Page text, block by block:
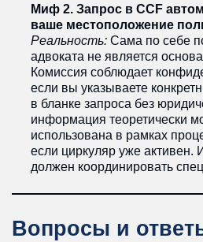
Миф 2. Запрос в CCF
ваше местоположение
Реальность: Сама по себе
адвоката не является
Комиссия соблюдает
если вы указываете
в бланке запроса без
информация теоретически
использована в рамках
если циркуляр уже активен.
должен координировать
Вопросы и